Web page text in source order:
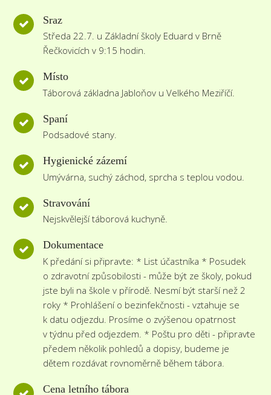
Sraz
Středa 22.7. u Základní školy Eduard v Brně
Řečkovicích v 9:15 hodin.
Místo
Táborová základna Jabloňov u Velkého Meziříčí.
Spaní
Podsadové stany.
Hygienické zázemí
Umývárna, suchý záchod, sprcha s teplou vodou.
Stravování
Nejskvělejší táborová kuchyně.
Dokumentace
K předání si připravte: * List účastníka * Posudek
o zdravotní způsobilosti - může být ze školy, pokud
jste byli na škole v přírodě. Nesmí být starší než 2
roky * Prohlášení o bezinfekčnosti - vztahuje se
k datu odjezdu. Prosíme o zvýšenou opatrnost
v týdnu před odjezdem. * Poštu pro děti - připravte
předem několik pohledů a dopisy, budeme je
dětem rozdávat rovnoměrně během tábora.
Cena letního tábora